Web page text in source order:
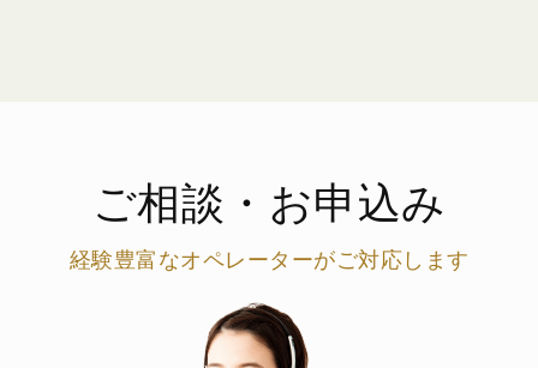
ご相談・お申込み
経験豊富なオペレーターがご対応します